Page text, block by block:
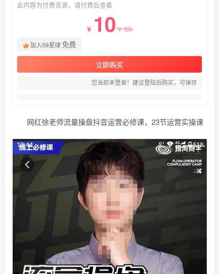
此内容为付费资源，请付费后查看
￥ 10￥88
加入59星球免费
立即购买
您当前未登录！建议登陆后购买，可保存
网红徐老师流量操盘抖音运营必修课，23节运营实操课